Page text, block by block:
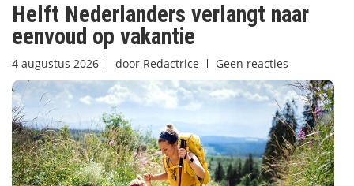
Helft Nederlanders verlangt naar
eenvoud op vakantie
4 augustus 2026 door Redactrice Geen reacties